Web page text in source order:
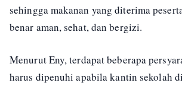
sehingga makanan yang diterima
benar aman, sehat, dan bergizi.
Menurut Eny, terdapat beberapa
harus dipenuhi apabila kantin sekolah